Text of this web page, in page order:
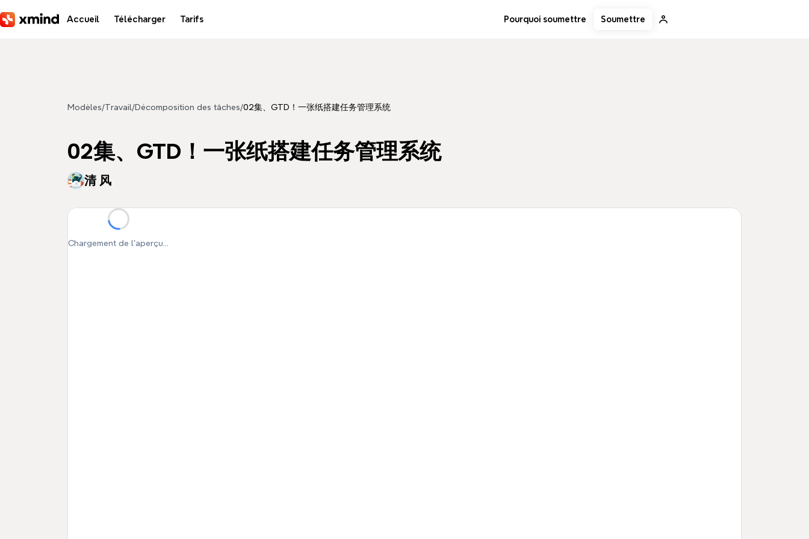
Accueil Télécharger Tarifs Pourquoi soumettre Soumettre
Modèles/Travail/Décomposition des tâches/02集、GTD！一张纸搭建任务管理系统
02集、GTD！一张纸搭建任务管理系统
清 风
Chargement de l'aperçu...